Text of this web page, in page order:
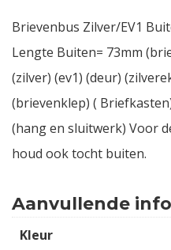
Brievenbus Zilver/EV1
Lengte Buiten= 73mm
(zilver) (ev1) (deur)
(brievenklep) (
(hang en sluitwerk) Voor
houd ook tocht buiten.
Aanvullende
Kleur